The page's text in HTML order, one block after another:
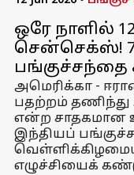
ஒரே நாளில்
சென்செக்ஸ்!
அமெரிக்கா -
பதற்றம் தணிந்து
என்ற சாதகமான
இந்தியப்
எழுச்சியைக்